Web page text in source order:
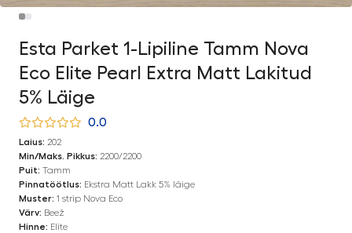
Esta Parket 1-Lipiline Tamm Nova
Eco Elite Pearl Extra Matt Lakitud
5% Läige
0.0
Laius: 202
Min/Maks. Pikkus: 2200/2200
Puit: Tamm
Pinnatöötlus: Ekstra Matt Lakk 5% läige
Muster: 1 strip Nova Eco
Värv: Beež
Hinne: Elite